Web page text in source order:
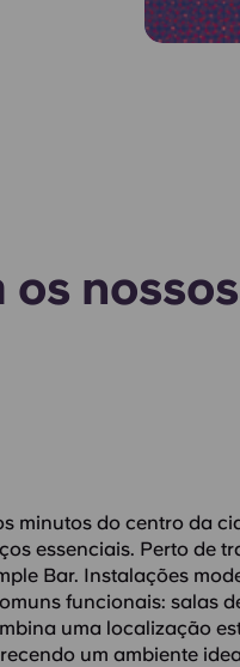
os
minutos do centro da
essenciais. Perto de
Bar. Instalações
funcionais: salas
uma localização
um ambiente